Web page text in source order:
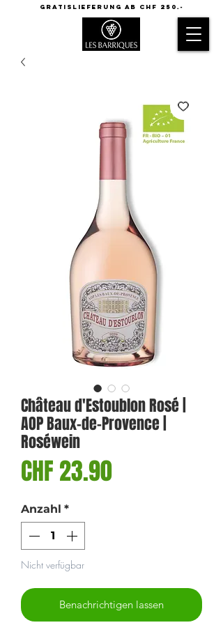
GRATISLIEFERUNG AB CHF 250.-
Château d'Estoublon Rosé |
AOP Baux-de-Provence |
Roséwein
CHF 23.90Preis
Anzahl *
Nicht verfügbar
Benachrichtigen lassen